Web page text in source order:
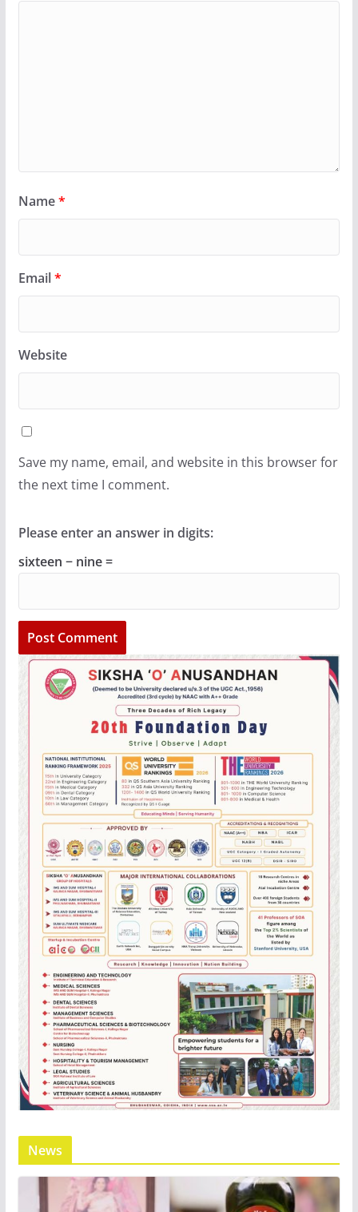
Name*
Email*
Website
Save my name, email, and website in this browser for
the next time I comment.
Please enter an answer in digits:
sixteen − nine =
News